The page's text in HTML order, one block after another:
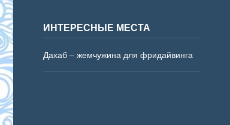
ИНТЕРЕСНЫЕ МЕСТА
Дахаб – жемчужина для фридайвинга